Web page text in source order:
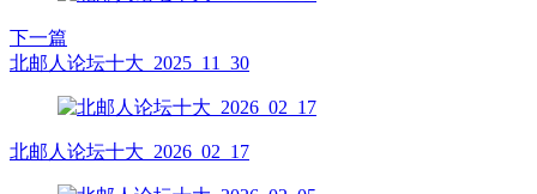
下一篇
北邮人论坛十大_2025_11_30
北邮人论坛十大_2026_02_17